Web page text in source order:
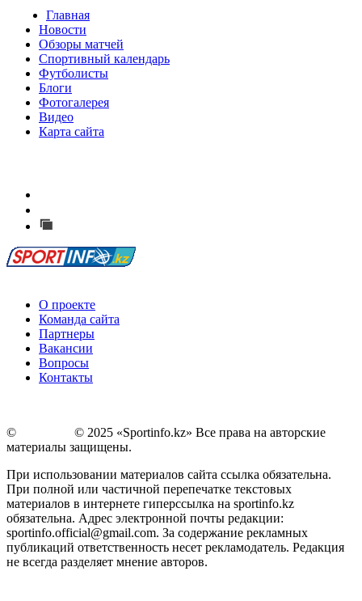
Главная
Новости
Обзоры матчей
Спортивный календарь
Футболисты
Блоги
Фотогалерея
Видео
Карта сайта
О проекте
Команда сайта
Партнеры
Вакансии
Вопросы
Контакты
©
© 2025 «Sportinfo.kz» Все права на авторские
материалы защищены.
При использовании материалов сайта ссылка обязательна.
При полной или частичной перепечатке текстовых
материалов в интернете гиперссылка на sportinfo.kz
обязательна. Адрес электронной почты редакции:
sportinfo.official@gmail.com. За содержание рекламных
публикаций ответственность несет рекламодатель. Редакция
не всегда разделяет мнение авторов.